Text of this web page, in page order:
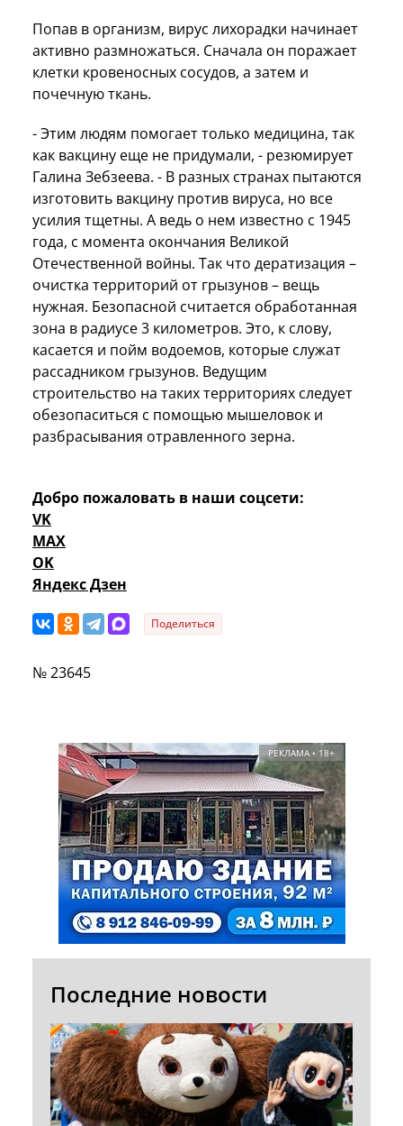
Попав в организм, вирус лихорадки начинает
активно размножаться. Сначала он поражает
клетки кровеносных сосудов, а затем и
почечную ткань.
- Этим людям помогает только медицина, так
как вакцину еще не придумали, - резюмирует
Галина Зебзеева. - В разных странах пытаются
изготовить вакцину против вируса, но все
усилия тщетны. А ведь о нем известно с 1945
года, с момента окончания Великой
Отечественной войны. Так что дератизация –
очистка территорий от грызунов – вещь
нужная. Безопасной считается обработанная
зона в радиусе3 километров. Это, к слову,
касается и пойм водоемов, которые служат
рассадником грызунов. Ведущим
строительство на таких территориях следует
обезопаситься с помощью мышеловок и
разбрасывания отравленного зерна.
Добро пожаловать в наши соцсети:
VK
MAX
OK
Яндекс Дзен
Поделиться
№ 23645
РЕКЛАМА • 18+
Последние новости